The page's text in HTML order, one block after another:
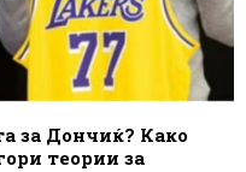
за Дончиќ? Како
теории за